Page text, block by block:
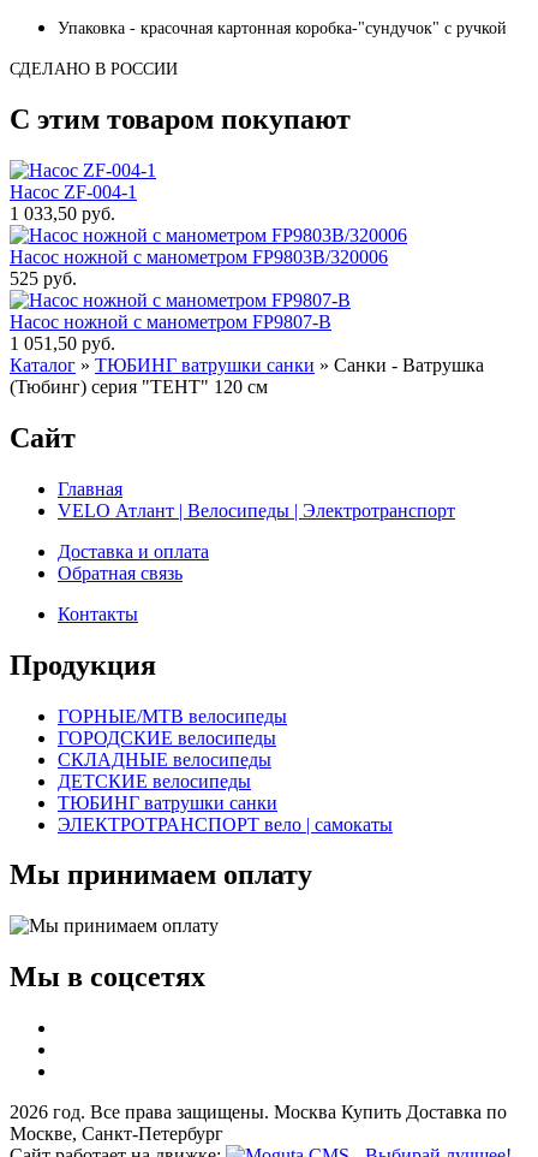
Упаковка - красочная картонная коробка-"сундучок" с ручкой
СДЕЛАНО В РОССИИ
С этим товаром покупают
Насос ZF-004-1
1 033,50 руб.
Насос ножной с манометром FP9803В/320006
525 руб.
Насос ножной с манометром FP9807-В
1 051,50 руб.
Каталог » ТЮБИНГ ватрушки санки » Санки - Ватрушка
(Тюбинг) серия "ТЕНТ" 120 см
Сайт
Главная
VELO Атлант | Велосипеды | Электротранспорт
Доставка и оплата
Обратная связь
Контакты
Продукция
ГОРНЫЕ/MTB велосипеды
ГОРОДСКИЕ велосипеды
СКЛАДНЫЕ велосипеды
ДЕТСКИЕ велосипеды
ТЮБИНГ ватрушки санки
ЭЛЕКТРОТРАНСПОРТ вело | самокаты
Мы принимаем оплату
Мы в соцсетях
2026 год. Все права защищены. Москва Купить Доставка по
Москве, Санкт-Петербург